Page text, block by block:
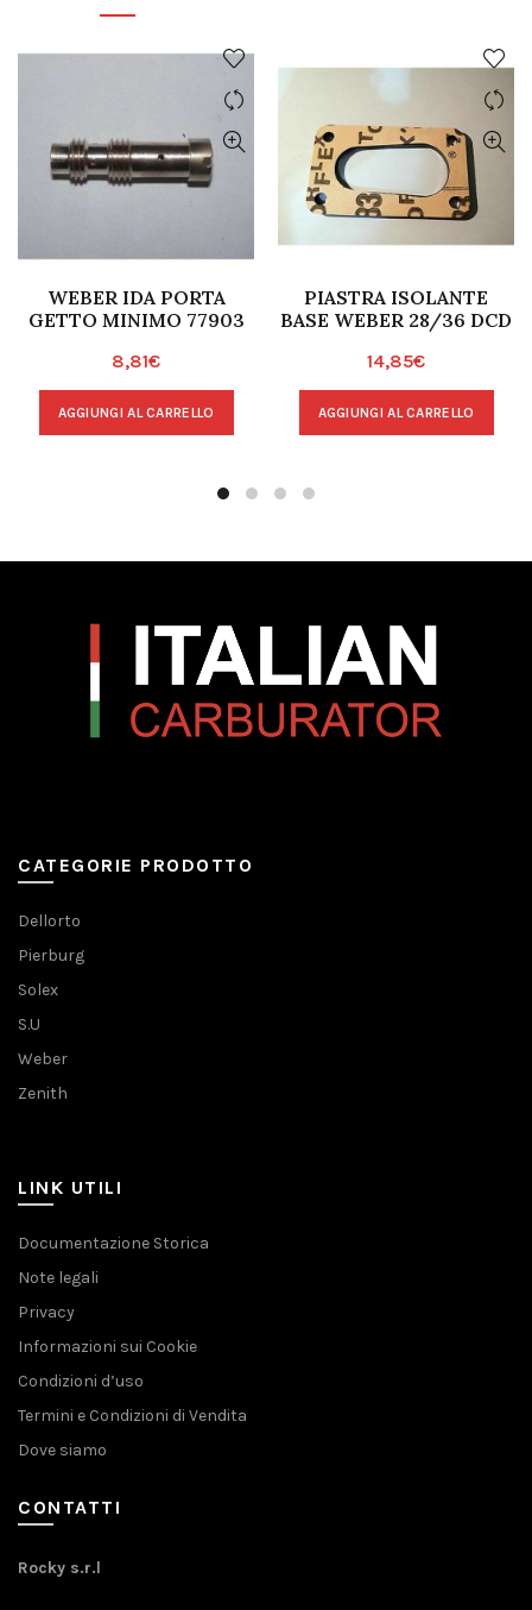
WEBER IDA PORTA
GETTO MINIMO 77903
8,81€
AGGIUNGI AL CARRELLO
PIASTRA ISOLANTE
BASE WEBER 28/36 DCD
14,85€
AGGIUNGI AL CARRELLO
CATEGORIE PRODOTTO
Dellorto
Pierburg
Solex
S.U
Weber
Zenith
LINK UTILI
Documentazione Storica
Note legali
Privacy
Informazioni sui Cookie
Condizioni d’uso
Termini e Condizioni di Vendita
Dove siamo
CONTATTI
Rocky s.r.l